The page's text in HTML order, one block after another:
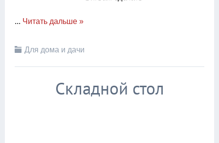
... Читать дальше »
Для дома и дачи
Складной стол